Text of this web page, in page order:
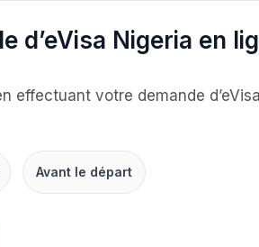
d’eVisa Nigeria en
effectuant votre demande
Avant le départ